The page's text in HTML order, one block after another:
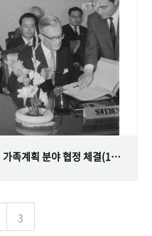
대한민국 정부와 스웨덴 정부 간의 가족계획 분야 협정 체결(1968.07.12)
3